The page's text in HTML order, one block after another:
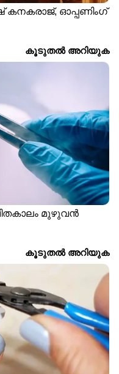
കൊല്ലം,
കാസ‍ർകോട്
മഴക്കുള്ള
കാലാവസ്ഥ
64.5 mm
മഴയാണ്
മലയോര
ഇടിയോടു
കഴിഞ്ഞ
അലെർട്ടിന്
അളവിൽ മഴ
തുടങ്ങിയ